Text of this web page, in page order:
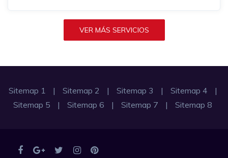
VER MÁS SERVICIOS
Sitemap 1 | Sitemap 2 | Sitemap 3 | Sitemap 4
|
Sitemap 5
| Sitemap 6 | Sitemap 7 | Sitemap 8